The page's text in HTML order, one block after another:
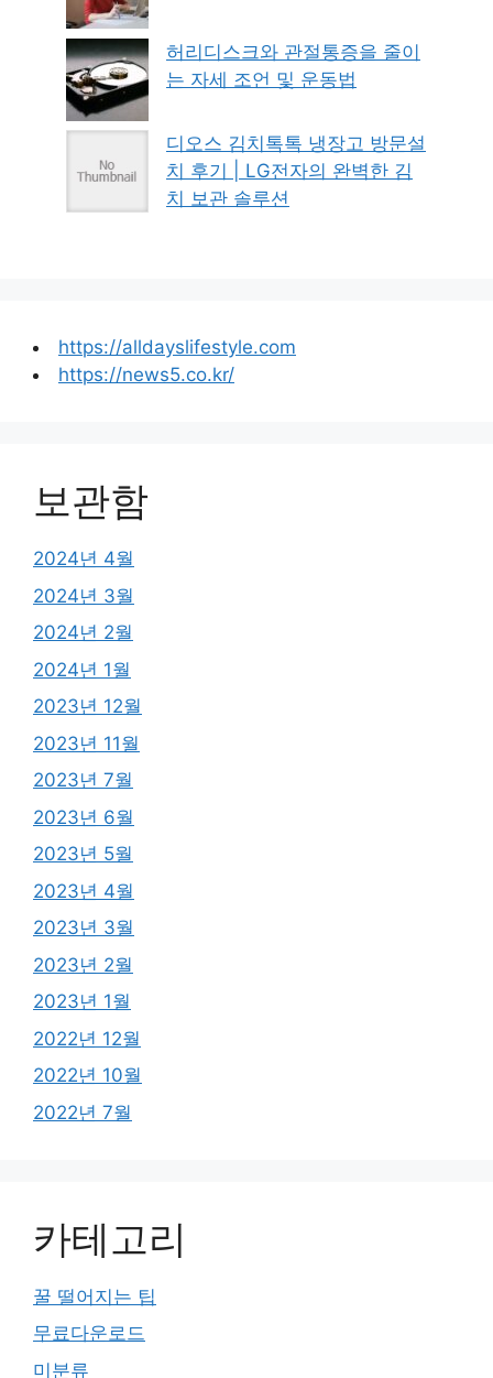
허리디스크와 관절통증을 줄이
는 자세 조언 및 운동법
디오스 김치톡톡 냉장고 방문설
치 후기 | LG전자의 완벽한 김
치 보관 솔루션
https://alldayslifestyle.com
https://news5.co.kr/
보관함
2024년 4월
2024년 3월
2024년 2월
2024년 1월
2023년 12월
2023년 11월
2023년 7월
2023년 6월
2023년 5월
2023년 4월
2023년 3월
2023년 2월
2023년 1월
2022년 12월
2022년 10월
2022년 7월
카테고리
꿀 떨어지는 팁
무료다운로드
미분류